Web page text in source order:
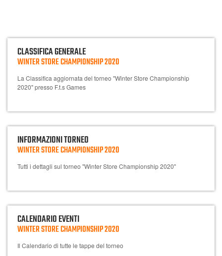
CLASSIFICA GENERALE
WINTER STORE CHAMPIONSHIP 2020
La Classifica aggiornata del torneo "Winter Store Championship
2020" presso F.t.s Games
INFORMAZIONI TORNEO
WINTER STORE CHAMPIONSHIP 2020
Tutti i dettagli sul torneo "Winter Store Championship 2020"
CALENDARIO EVENTI
WINTER STORE CHAMPIONSHIP 2020
Il Calendario di tutte le tappe del torneo